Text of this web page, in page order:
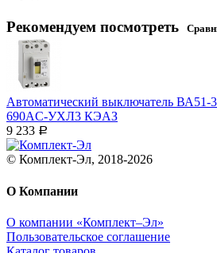
Рекомендуем посмотреть
Автоматический выключатель
690AC-УХЛ3 КЭАЗ
9 233 Р
© Комплект-Эл, 2018-2026
О Компании
О компании «Комплект–Эл»
Пользовательское соглашение